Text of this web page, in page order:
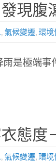
現腹
, 氣候變遷, 環境
雨是極端
態度
, 氣候變遷, 環境